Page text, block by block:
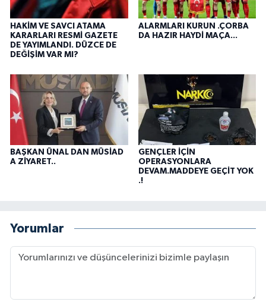
HAKİM VE SAVCI ATAMA
KARARLARI RESMİ GAZETE
DE YAYIMLANDI. DÜZCE DE
DEĞİŞİM VAR MI?
ALARMLARI KURUN .ÇORBA
DA HAZIR HAYDİ MAÇA...
BAŞKAN ÜNAL DAN MÜSİAD
A ZİYARET..
GENÇLER İÇİN
OPERASYONLARA
DEVAM.MADDEYE GEÇİT YOK
.!
Yorumlar